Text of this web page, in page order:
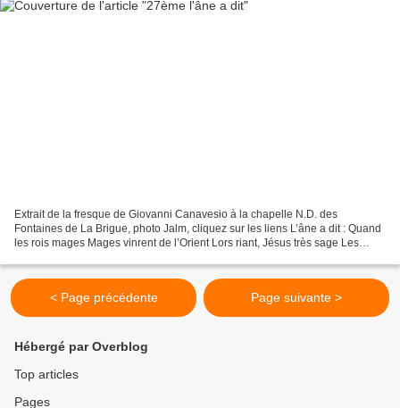
Extrait de la fresque de Giovanni Canavesio à la chapelle N.D. des
Fontaines de La Brigue, photo Jalm, cliquez sur les liens L’âne a dit : Quand
les rois mages Mages vinrent de l’Orient Lors riant, Jésus très sage Les
< Page précédente Page suivante >
Hébergé par Overblog
Top articles
Pages